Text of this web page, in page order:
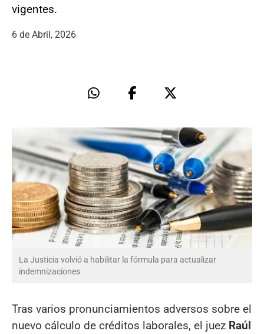
vigentes.
6 de Abril, 2026
La Justicia volvió a habilitar la fórmula para actualizar
indemnizaciones
Tras varios pronunciamientos adversos sobre el
nuevo cálculo de créditos laborales, el juez Raúl